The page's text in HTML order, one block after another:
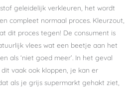
geleidelijk verkleuren, het wordt
compleet normaal proces. Kleurzout,
dit proces tegen! De consument is
vlees wat een beetje aan het
als ‘niet goed meer’. In het geval
vaak ook kloppen, je kan er
als je grijs supermarkt gehakt ziet,